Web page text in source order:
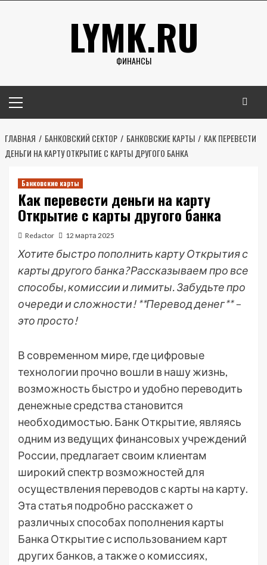
LYMK.RU
ФИНАНСЫ
меню
ГЛАВНАЯ БАНКОВСКИЙ СЕКТОР БАНКОВСКИЕ КАРТЫ
КАК ПЕРЕВЕСТИ
ДЕНЬГИ НА КАРТУ ОТКРЫТИЕ С КАРТЫ ДРУГОГО БАНКА
Банковские карты
Как перевести деньги на карту
Открытие с карты другого банка
Redactor 12 марта 2025
Хотите быстро пополнить карту Открытия с
карты другого банка? Рассказываем про все
способы, комиссии и лимиты. Забудьте про
очереди и сложности! **Перевод денег** –
это просто!
В современном мире, где цифровые
технологии прочно вошли в нашу жизнь,
возможность быстро и удобно переводить
денежные средства становится
необходимостью. Банк Открытие, являясь
одним из ведущих финансовых учреждений
России, предлагает своим клиентам
широкий спектр возможностей для
осуществления переводов с карты на карту.
Эта статья подробно расскажет о
различных способах пополнения карты
Банка Открытие с использованием карт
других банков, а также о комиссиях,